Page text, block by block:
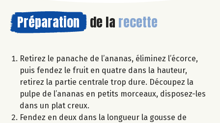
Préparation de la recette
Retirez le panache de l’ananas, éliminez l’écorce,
puis fendez le fruit en quatre dans la hauteur,
retirez la partie centrale trop dure. Découpez la
pulpe de l’ananas en petits morceaux, disposez-les
dans un plat creux.
Fendez en deux dans la longueur la gousse de